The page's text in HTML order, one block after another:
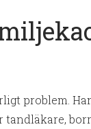
problem.
tandläkare,